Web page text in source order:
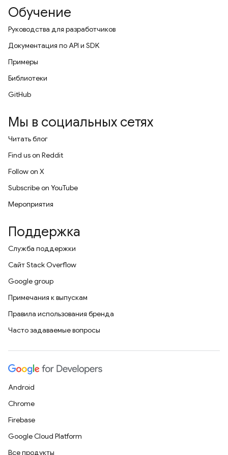
Обучение
Руководства для разработчиков
Документация по API и SDK
Примеры
Библиотеки
GitHub
Мы в социальных сетях
Читать блог
Find us on Reddit
Follow on X
Subscribe on YouTube
Мероприятия
Поддержка
Служба поддержки
Сайт Stack Overflow
Google group
Примечания к выпускам
Правила использования бренда
Часто задаваемые вопросы
Android
Chrome
Firebase
Google Cloud Platform
Все продукты